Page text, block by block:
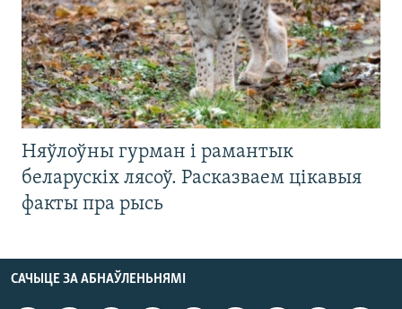
Няўлоўны гурман і рамантык
беларускіх лясоў. Расказваем цікавыя
факты пра рысь
САЧЫЦЕ ЗА АБНАЎЛЕНЬНЯМІ